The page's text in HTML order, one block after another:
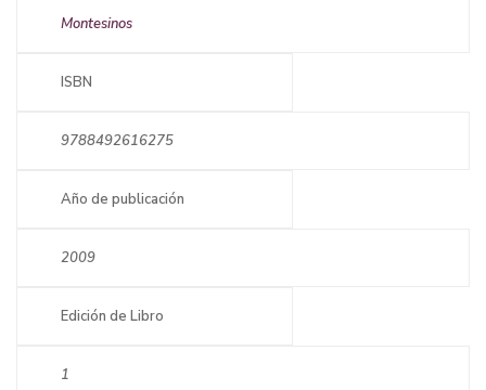
Montesinos
ISBN
9788492616275
Año de publicación
2009
Edición de Libro
1